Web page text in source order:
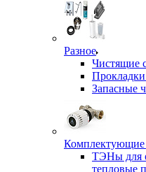
Разное
Чистящие
Запасные
Комплектующие
ТЭНы для
тепловые